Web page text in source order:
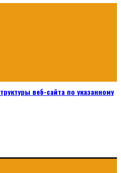
веб-сайта по указанному